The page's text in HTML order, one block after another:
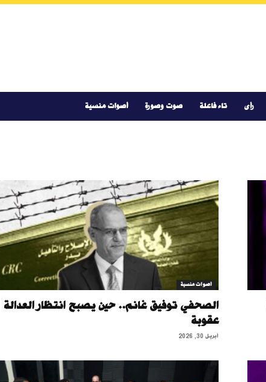
رأى تاء فاعلة صوت وصورة أصوات منسية
أصوات منسية
الصحفي توفيق غانم.. حين يصبح انتظار العدالة
عقوبة
أبريل 30, 2026